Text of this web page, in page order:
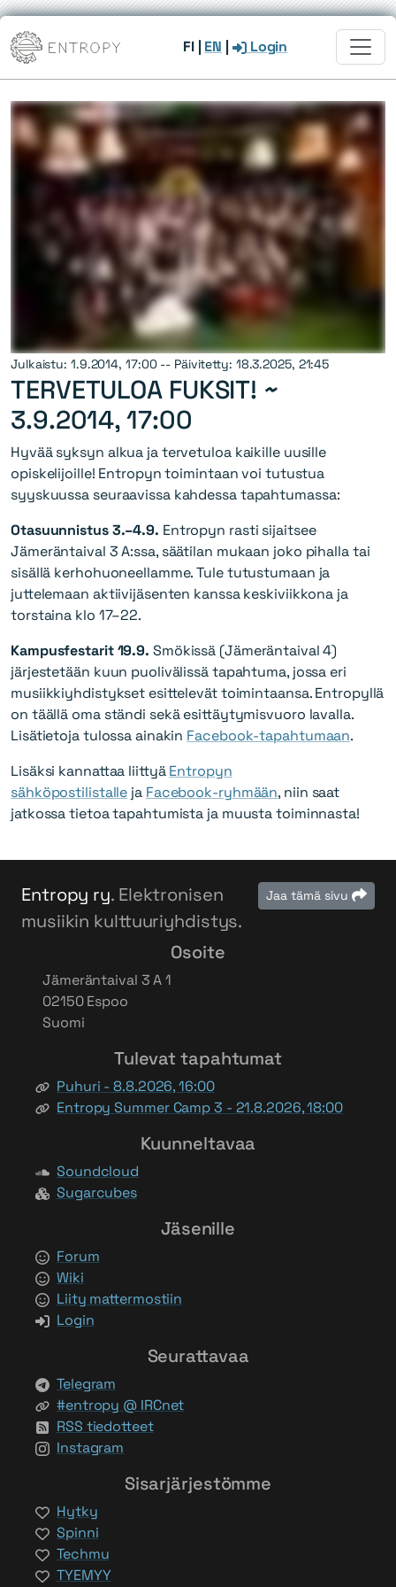
FI| EN | Login
Julkaistu: 1.9.2014, 17:00 -- Päivitetty: 18.3.2025, 21:45
TERVETULOA FUKSIT! ~
3.9.2014, 17:00
Hyvää syksyn alkua ja tervetuloa kaikille uusille
opiskelijoille! Entropyn toimintaan voi tutustua
syyskuussa seuraavissa kahdessa tapahtumassa:
Otasuunnistus 3.–4.9. Entropyn rasti sijaitsee
Jämeräntaival 3 A:ssa, säätilan mukaan joko pihalla tai
sisällä kerhohuoneellamme. Tule tutustumaan ja
juttelemaan aktiivijäsenten kanssa keskiviikkona ja
torstaina klo 17–22.
Kampusfestarit 19.9. Smökissä (Jämeräntaival 4)
järjestetään kuun puolivälissä tapahtuma, jossa eri
musiikkiyhdistykset esittelevät toimintaansa. Entropyllä
on täällä oma ständi sekä esittäytymisvuoro lavalla.
Lisätietoja tulossa ainakin Facebook-tapahtumaan.
Lisäksi kannattaa liittyäEntropyn
sähköpostilistalle ja Facebook-ryhmään, niin saat
jatkossa tietoa tapahtumista ja muusta toiminnasta!
Jaa tämä sivu
Entropy ry. Elektronisen
musiikin kulttuuriyhdistys.
Osoite
Jämeräntaival 3 A 1
02150 Espoo
Suomi
Tulevat tapahtumat
Puhuri - 8.8.2026, 16:00
Entropy Summer Camp 3 - 21.8.2026, 18:00
Kuunneltavaa
Soundcloud
Sugarcubes
Jäsenille
Forum
Wiki
Liity mattermostiin
Login
Seurattavaa
Telegram
#entropy @ IRCnet
RSS tiedotteet
Instagram
Sisarjärjestömme
Hytky
Spinni
Techmu
TYEMYY